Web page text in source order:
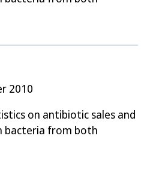
2010
on antibiotic sales and
bacteria from both